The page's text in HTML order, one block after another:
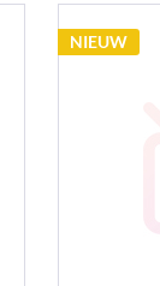
NIEUW